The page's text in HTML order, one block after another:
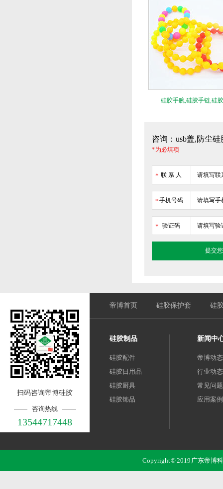
硅胶手腕,硅胶手链,硅
咨询：usb盖,防尘
* 为必填项
* 联 系 人
*手机号码
* 验证码
扫码咨询帝博硅胶
咨询热线
13544717448
帝博首页 硅胶保护套 硅
硅胶制品
硅胶配件
硅胶日用品
硅胶厨具
硅胶饰品
新闻中
帝博动态
行业动态
常见问题
应用案例
Copyright © 2019 广东帝博